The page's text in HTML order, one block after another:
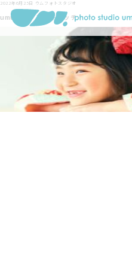
2022年6月25日 ウムフォトスタジオ
umuブログアイキャッチ